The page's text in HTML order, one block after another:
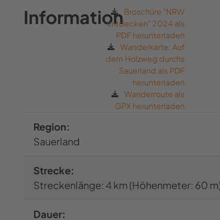
die auch Erwachsene immer wieder
staunen lassen.
Von Spiegeln,
Wasserspielen und einem
kommen aber nun erst noch: Ein
haushohes Spinnennetz aus Spiegeln
Menschen, Tiere und Natur ein
sensibles Gleichgewicht bilden – und
InformationBroschüre "NRW
entdecken" 2024 als
PDF herunterladen
Wanderkarte: Auf
dem Holzweg durchs
Sauerland als PDF
herunterladen
Wanderroute als
GPX herunterladen
Region:
Sauerland
Strecke:
Streckenlänge: 4 km (Höhenmeter: 60
Dauer: